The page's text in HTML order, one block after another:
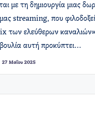
με τη δημιουργία μιας
streaming, που
των ελεύθερων
αυτή προκύπτει…
27 Μαΐου 2025